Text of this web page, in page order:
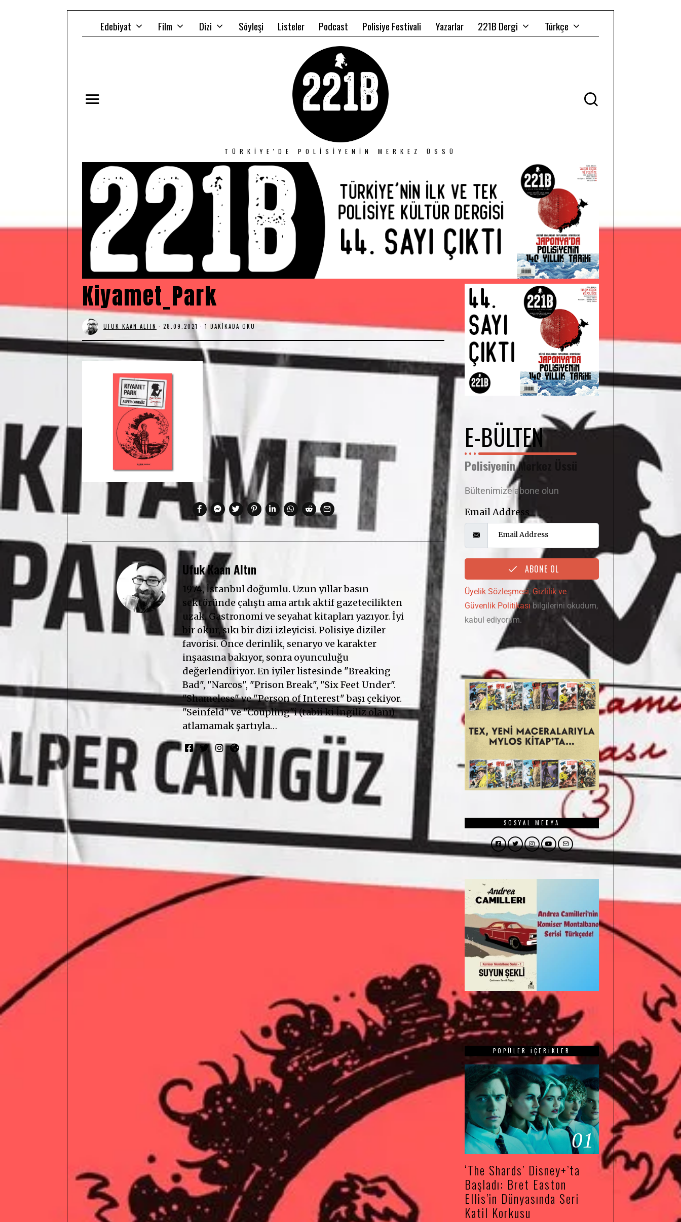
Edebiyat Film Dizi Söyleşi Listeler Podcast Polisiye Festivali Yazarlar 221B Dergi Türkçe
TÜRKIYE'DE POLISIYENIN MERKEZ ÜSSÜ
Kiyamet_Park
UFUK KAAN ALTIN 28.09.2021 1 DAKIKADA OKU
Ufuk Kaan Altın
1974, İstanbul doğumlu. Uzun yıllar basın
sektöründe çalıştı ama artık aktif gazetecilikten
uzak. Gastronomi ve seyahat kitapları yazıyor. İyi
bir okur, sıkı bir dizi izleyicisi. Polisiye diziler
favorisi. Önce derinlik, senaryo ve karakter
inşaasına bakıyor, sonra oyunculuğu
değerlendiriyor. En iyiler listesinde "Breaking
Bad", "Narcos", "Prison Break", "Six Feet Under".
"Shameless" ve "Person of Interest" başı çekiyor.
"Seinfeld" ve "Coupling"i (tabii ki İngiliz olanı)
atlamamak şartıyla…
E-BÜLTEN
Polisiyenin Merkez Üssü
Bültenimize abone olun
Email Address
ABONE OL
Üyelik Sözleşmesi, Gizlilik ve
Güvenlik Politikası bilgilerini okudum,
kabul ediyorum.
SOSYAL MEDYA
FacebookTwitterInstagram
YouTube
Email
POPÜLER İÇERIKLER
01
‘The Shards’ Disney+’ta
Başladı: Bret Easton
Ellis’in Dünyasında Seri
Katil Korkusu